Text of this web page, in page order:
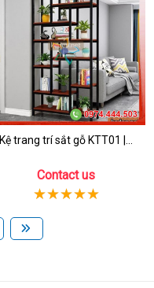
Kệ trang trí sắt gỗ KTT01 |...
Contact us